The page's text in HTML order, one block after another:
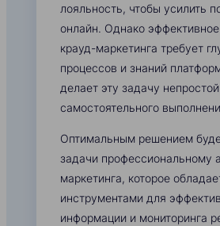
лояльность, чтобы усилить
онлайн. Однако
крауд-маркетинга требует
процессов и знаний
делает эту задачу
самостоятельного
Оптимальным решением
задачи профессиональному
маркетинга, которое
инструментами для
информации и мониторинга